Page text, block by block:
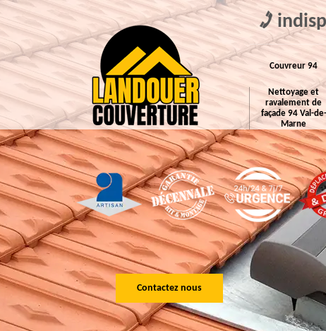
Couvreur 94
Nettoyage et
ravalement de
façade 94 Val-de-
Marne
Contactez nous